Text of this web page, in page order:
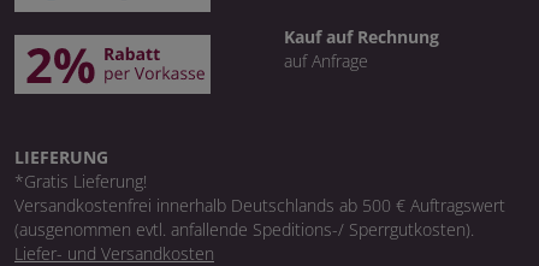
Kauf auf Rechnung
auf Anfrage
LIEFERUNG
*Gratis Lieferung!
Versandkostenfrei innerhalb Deutschlands ab 500 € Auftragswert
(ausgenommen evtl. anfallende Speditions-/ Sperrgutkosten).
Liefer- und Versandkosten